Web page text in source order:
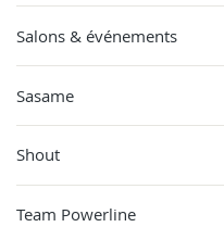
Salons & événements
Sasame
Shout
Team Powerline